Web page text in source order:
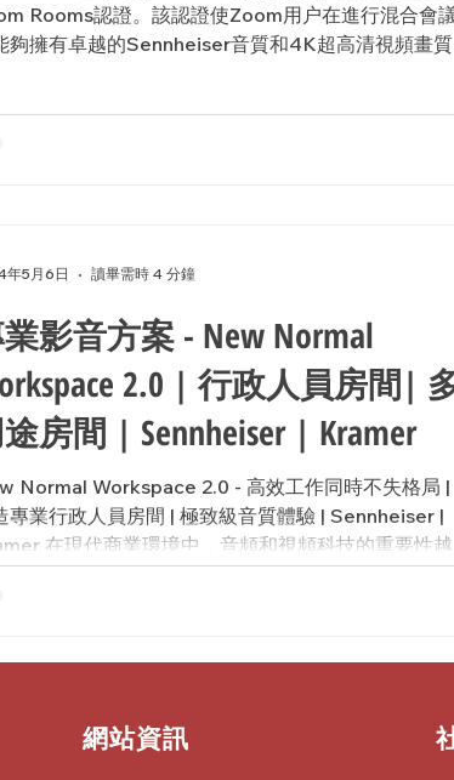
Rooms認證。該認證使Zoom用户在進行混合會
夠擁有卓越的Sennheiser音質和4K超高清視頻畫
影音方案 - New Normal
2.0 | 行政人員房間|
用途房間 | Sennheiser | Kramer
Normal Workspace 2.0 - 高效工作同時不失格局 |
專業行政人員房間 | 極致級音質體驗 | Sennheiser |
在現代商業環境中，音頻和視頻科技的重要性越
重視。一個專業設計的房間不僅可以提升工作效率
以展現公司...
年5月6日 讀畢需時 4 分鐘
​網站資訊